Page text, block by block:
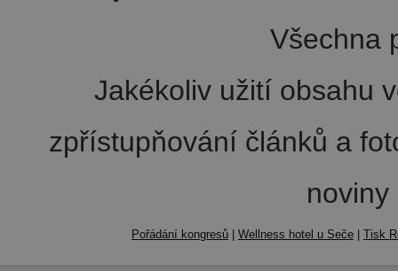
Všechna
Jakékoliv užití obsahu
zpřístupňování článků a
Pořádání kongresů Wellness hotel u Seče Tisk